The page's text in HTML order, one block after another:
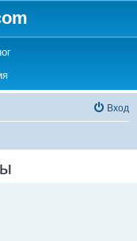
(Opens a new tab)
(Opens a new tab)
Вход